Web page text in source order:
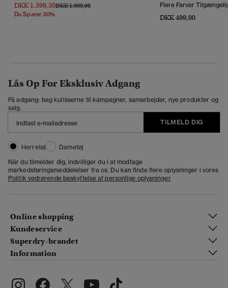
DKK 1.399,30Pris Nedsat Fra
DKK 1.999,00Til
Du Sparer 30%
Flere Farver
DKK 499,00
Lås Op For Eksklusiv Adgang
Få adgang: bag kulisserne til kampagner, samarbejder, nye produkter og
salg.
TILMELD DIG
Herretøj
Dametøj
Når du tilmelder dig, indvilliger du i at modtage
markedsføringsmeddelelser fra os. Du kan finde flere oplysninger i vores
Politik vedrørende beskyttelse af personlige oplysninger
Online shopping
Kundeservice
Superdry-brandet
Information